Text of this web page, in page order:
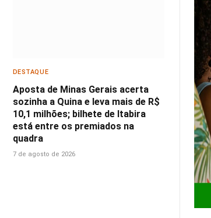
DESTAQUE
Aposta de Minas Gerais acerta
sozinha a Quina e leva mais de R$
10,1 milhões; bilhete de Itabira
está entre os premiados na
quadra
7 de agosto de 2026